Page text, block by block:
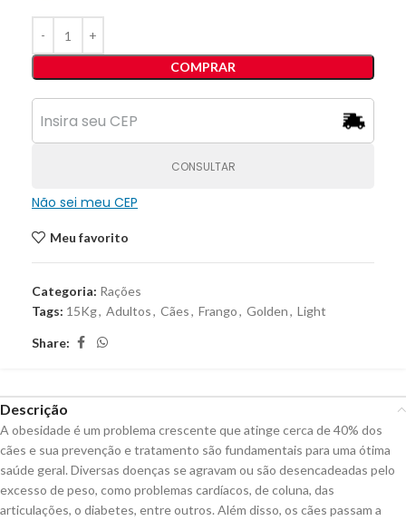
COMPRAR
CONSULTAR
Não sei meu CEP
Meu favorito
Categoria: Rações
Tags: 15Kg, Adultos, Cães, Frango, Golden, Light
Share:
Descrição
A obesidade é um problema crescente que atinge cerca de 40% dos
cães e sua prevenção e tratamento são fundamentais para uma ótima
saúde geral. Diversas doenças se agravam ou são desencadeadas pelo
excesso de peso, como problemas cardíacos, de coluna, das
articulações, o diabetes, entre outros. Além disso, os cães passam a